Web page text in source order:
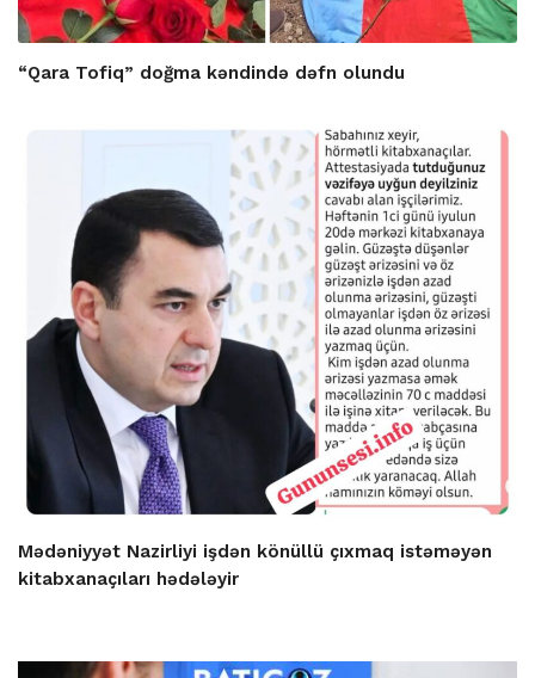
“Qara Tofiq” doğma kəndində dəfn olundu
Mədəniyyət Nazirliyi işdən könüllü çıxmaq istəməyən
kitabxanaçıları hədələyir